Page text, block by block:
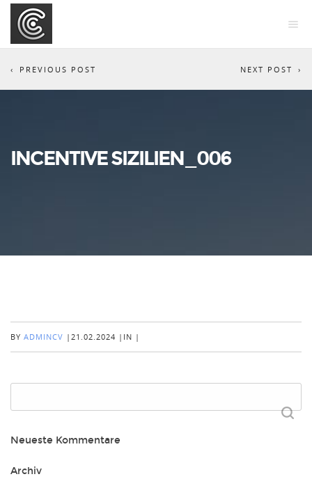
NEXT POST
PREVIOUS POST
INCENTIVE SIZILIEN_006
BY ADMINCV | 21.02.2024 | IN |
nach:
Neueste Kommentare
Archiv